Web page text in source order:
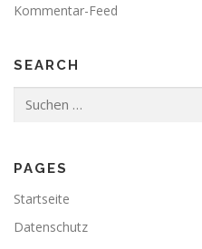
Kommentar-Feed
SEARCH
PAGES
Startseite
Datenschutz